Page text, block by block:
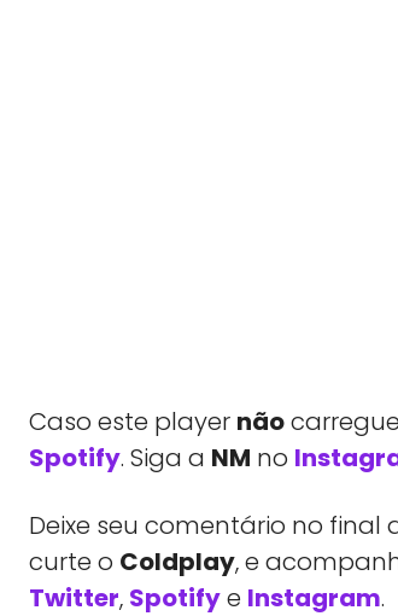
Caso este player não
Spotify. Siga a NM no
Deixe seu comentário no
curte o Coldplay, e
Twitter, Spotifye Instagram.